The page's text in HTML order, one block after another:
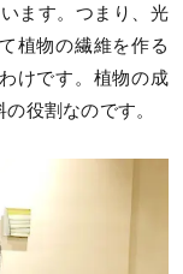
ます。つまり、光
植物の繊維を作る
けです。植物の成
役割なのです。